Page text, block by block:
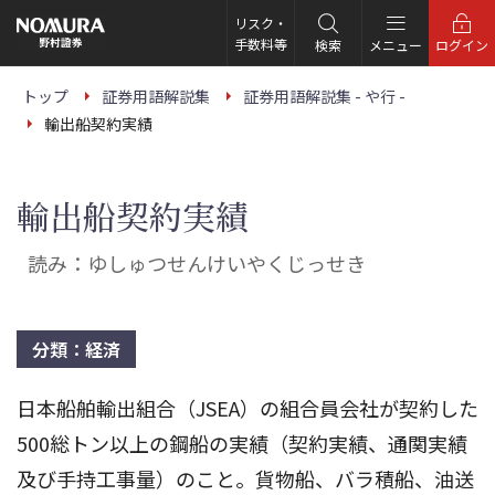
の
ー
リスク・
手数料等
検索 メニュー ログイン
トップ 証券用語解説集
証券用語解説集 - や行 -
輸出船契約実績
輸出船契約実績
読み：ゆしゅつせんけいやくじっせき
分類：経済
日本船舶輸出組合（JSEA）の組合員会社が契約した
500総トン以上の鋼船の実績（契約実績、通関実績
及び手持工事量）のこと。貨物船、バラ積船、油送